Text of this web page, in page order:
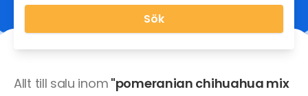
Sök
Allt till salu inom "pomeranian chihuahua mix